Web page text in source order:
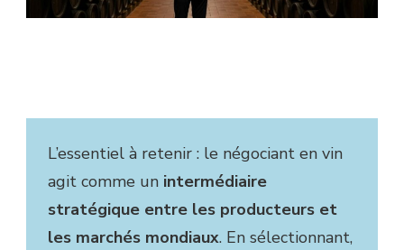
L’essentiel à retenir : le négociant en vin
agit comme un intermédiaire
stratégique entre les producteurs et
les marchés mondiaux. En sélectionnant,